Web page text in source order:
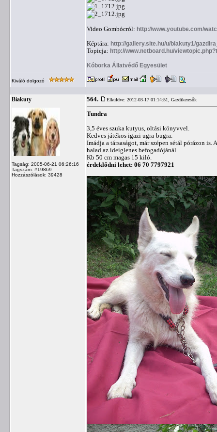
Video Gombócról: http://www.youtube.com/
Képtára: http://gallery.site.hu/u/biakuty1/
Topicja: http://www.netboard.hu/
Kóborka Állatvédő Egyesület
Kiváló dolgozó
Biakuty
Tagság: 2005-06-21 06:26:16
Tagszám: #19869
Hozzászólások: 39428
564. Elküldve: 2012-03-17 01:14:51, Gazdikeresők
Tundra
3,5 éves szuka kutyus, oltási könyvvel.
Kedves játékos igazi ugra-bugra.
Imádja a társaságot, már szépen sétál pórázon
halad az ideiglenes befogadójánál.
Kb 50 cm magas 15 kiló.
érdeklődni lehet: 06 70 7797921